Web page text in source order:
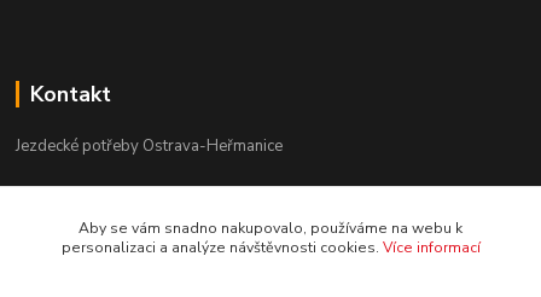
Kontakt
Jezdecké potřeby Ostrava-Heřmanice
Po-Pá 9:30 - 17:30
Aby se vám snadno nakupovalo, používáme na webu k
personalizaci a analýze návštěvnosti cookies. Více informací